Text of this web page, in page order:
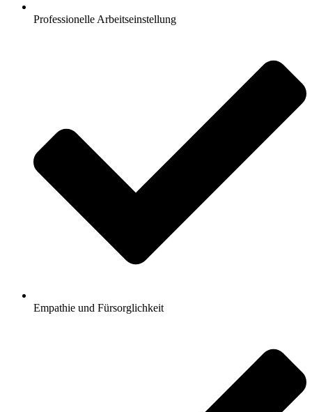
Professionelle Arbeitseinstellung
Empathie und Fürsorglichkeit